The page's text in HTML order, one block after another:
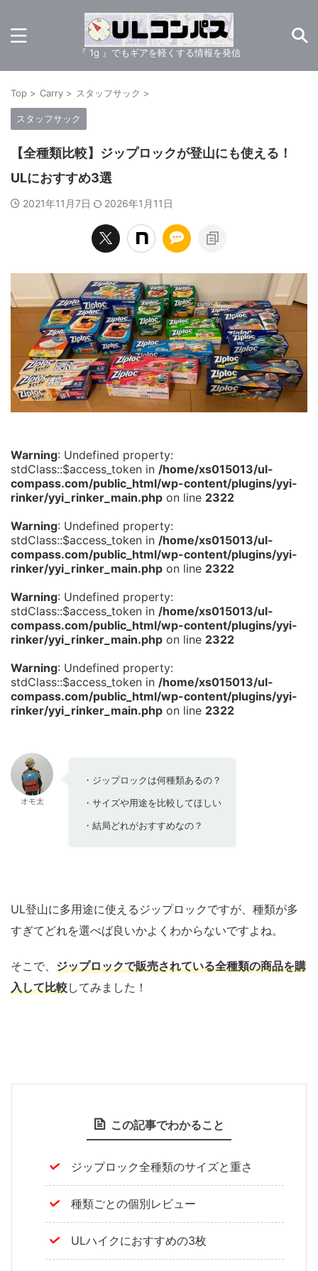
『 1g 』でもギアを軽くする情報を発信
Top > Carry > スタッフサック >
スタッフサック
【全種類比較】ジップロックが登山にも使える！
ULにおすすめ3選
2021年11月7日 2026年1月11日
Warning: Undefined property:
stdClass::$access_token in /home/xs015013/ul-
compass.com/public_html/wp-content/plugins/yyi-
rinker/yyi_rinker_main.php on line 2322
Warning: Undefined property:
stdClass::$access_token in /home/xs015013/ul-
compass.com/public_html/wp-content/plugins/yyi-
rinker/yyi_rinker_main.php on line 2322
Warning: Undefined property:
stdClass::$access_token in /home/xs015013/ul-
compass.com/public_html/wp-content/plugins/yyi-
rinker/yyi_rinker_main.php on line 2322
Warning: Undefined property:
stdClass::$access_token in /home/xs015013/ul-
compass.com/public_html/wp-content/plugins/yyi-
rinker/yyi_rinker_main.php on line 2322
オモ太
・ジップロックは何種類あるの？
・サイズや用途を比較してほしい
・結局どれがおすすめなの？
UL登山に多用途に使えるジップロックですが、種類が多
すぎてどれを選べば良いかよくわからないですよね。
そこで、 ジップロックで販売されている全種類の商品を購
入して比較してみました！
この記事でわかること
ジップロック全種類のサイズと重さ
種類ごとの個別レビュー
ULハイクにおすすめの3枚